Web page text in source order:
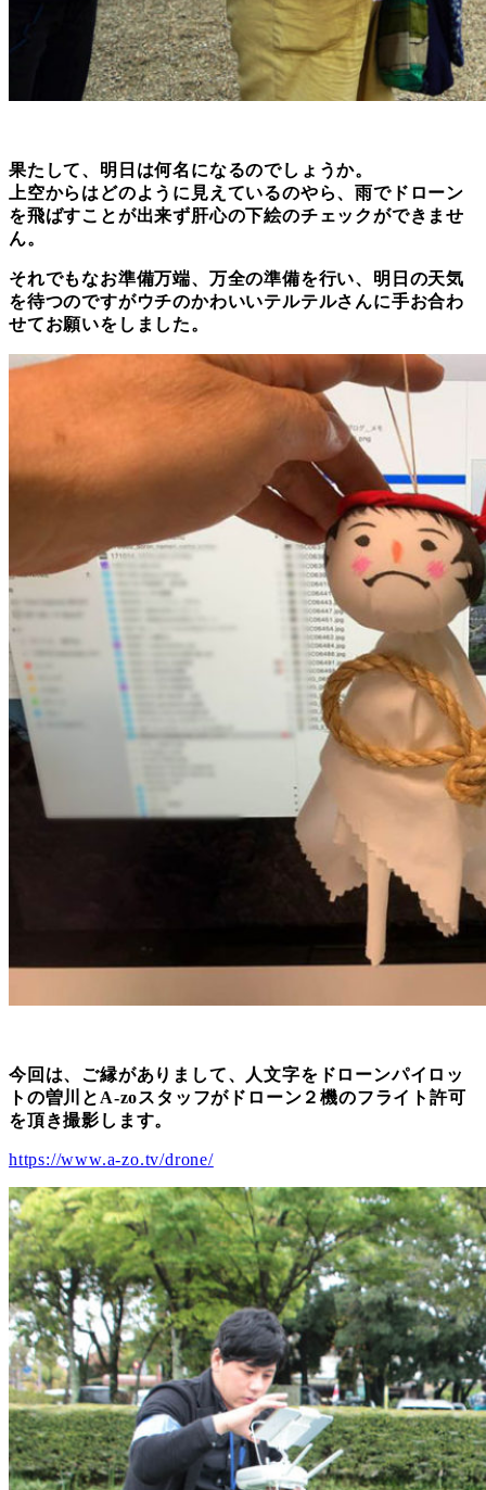
果たして、明日は何名になるのでしょうか。
上空からはどのように見えているのやら、雨でドローン
を飛ばすことが出来ず肝心の下絵のチェックができませ
ん。
それでもなお準備万端、 万全の準備を行い、明日の天気
を待つのですがウチのかわいいテルテルさんに手お合わ
せてお願いをしました。
今回は、ご縁がありまして、人文字をドローンパイロッ
トの曽川とA-zoスタッフがドローン２機のフライト許可
を頂き撮影します。
https://www.a-zo.tv/drone/